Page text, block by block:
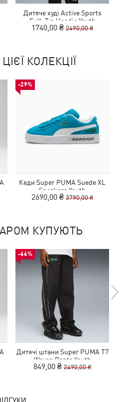
Дитяче худі Active Sports
Full-Zip Hoodie Youth
1740,00 ₴ 2490,00 ₴
КОЛЕКЦІЇ
-29%
Кеди Super PUMA Suede XL
Sneakers Youth
2690,00 ₴ 3790,00 ₴
КУПУЮТЬ
-66%
Дитячі штани Super PUMA T7
Woven Pants Youth
849,00 ₴ 2490,00 ₴